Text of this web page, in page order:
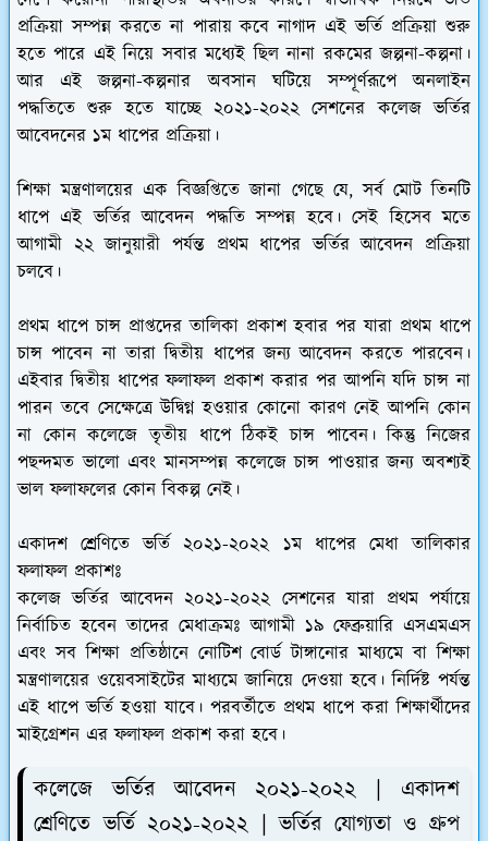
প্রক্রিয়া সম্পন্ন করতে না পারায় কবে নাগাদ এই ভর্তি প্রক্রিয়া শুরু
হতে পারে এই নিয়ে সবার মধ্যেই ছিল নানা রকমের জল্পনা-কল্পনা।
আর এই জল্পনা-কল্পনার অবসান ঘটিয়ে সম্পূর্ণরূপে অনলাইন
পদ্ধতিতে শুরু হতে যাচ্ছে ২০২১-২০২২ সেশনের কলেজ ভর্তির
আবেদনের ১ম ধাপের প্রক্রিয়া।
শিক্ষা মন্ত্রণালয়ের এক বিজ্ঞপ্তিতে জানা গেছে যে, সর্ব মোট তিনটি
ধাপে এই ভর্তির আবেদন পদ্ধতি সম্পন্ন হবে। সেই হিসেব মতে
আগামী ২২ জানুয়ারী পর্যন্ত প্রথম ধাপের ভর্তির আবেদন প্রক্রিয়া
চলবে।
প্রথম ধাপে চান্স প্রাপ্তদের তালিকা প্রকাশ হবার পর যারা প্রথম ধাপে
চান্স পাবেন না তারা দ্বিতীয় ধাপের জন্য আবেদন করতে পারবেন।
এইবার দ্বিতীয় ধাপের ফলাফল প্রকাশ করার পর আপনি যদি চান্স না
পারন তবে সেক্ষেত্রে উদ্বিগ্ন হওয়ার কোনো কারণ নেই আপনি কোন
না কোন কলেজে তৃতীয় ধাপে ঠিকই চান্স পাবেন। কিন্তু নিজের
পছন্দমত ভালো এবং মানসম্পন্ন কলেজে চান্স পাওয়ার জন্য অবশ্যই
ভাল ফলাফলের কোন বিকল্প নেই।
একাদশ শ্রেণিতে ভর্তি ২০২১-২০২২ ১ম ধাপের মেধা তালিকার
ফলাফল প্রকাশঃ
কলেজ ভর্তির আবেদন ২০২১-২০২২ সেশনের যারা প্রথম পর্যায়ে
নির্বাচিত হবেন তাদের মেধাক্রমঃ আগামী ১৯ ফেব্রুয়ারি এসএমএস
এবং সব শিক্ষা প্রতিষ্ঠানে নোটিশ বোর্ড টাঙ্গানোর মাধ্যমে বা শিক্ষা
মন্ত্রণালয়ের ওয়েবসাইটের মাধ্যমে জানিয়ে দেওয়া হবে। নির্দিষ্ট পর্যন্ত
এই ধাপে ভর্তি হওয়া যাবে। পরবর্তীতে প্রথম ধাপে করা শিক্ষার্থীদের
মাইগ্রেশন এর ফলাফল প্রকাশ করা হবে।
কলেজে ভর্তির আবেদন ২০২১-২০২২ | একাদশ
শ্রেণিতে ভর্তি ২০২১-২০২২ | ভর্তির যোগ্যতা ও গ্রুপ